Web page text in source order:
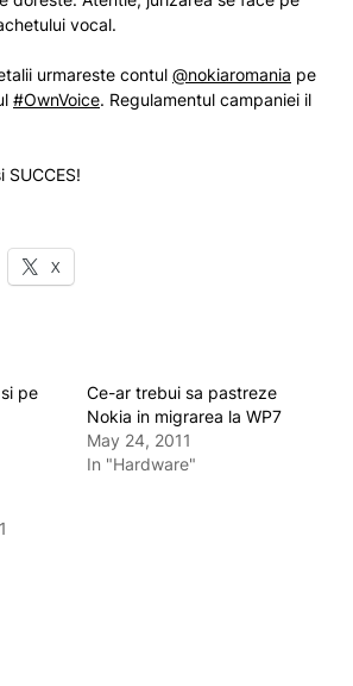
vocal.
urmareste contul @nokiaromania pe
#OwnVoice. Regulamentul campaniei il
SUCCES!
X
pe
Ce-ar trebui sa pastreze
Nokia in migrarea la WP7
May 24, 2011
In "Hardware"